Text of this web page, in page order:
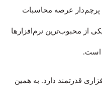
پرچم‌دار عرصه محاسبات
از محبوب‌ترین نرم‌افزارها
است.
قدرتمند دارد. به همین